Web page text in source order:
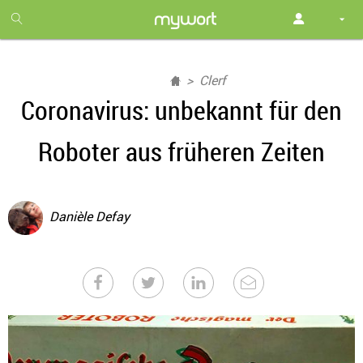
month
free
Clerf
Coronavirus: unbekannt für den
Roboter aus früheren Zeiten
Danièle Defay